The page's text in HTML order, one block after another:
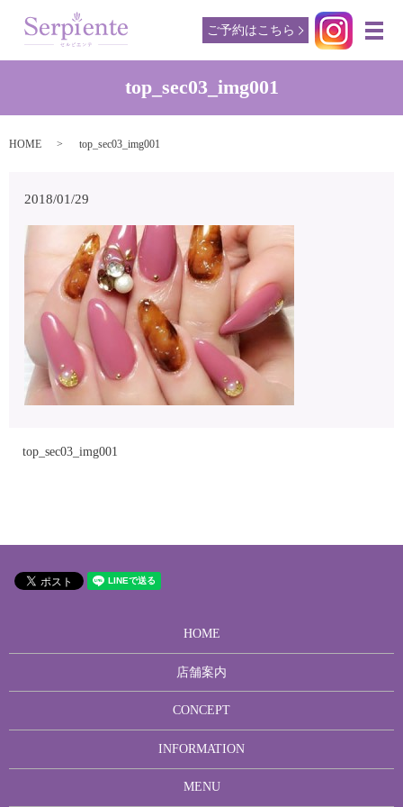
ご予約はこちら メ
top_sec03_img001
HOME top_sec03_img001
2018/01/29
top_sec03_img001
HOME
店舗案内
CONCEPT
INFORMATION
MENU